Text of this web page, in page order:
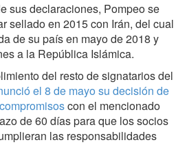
sus declaraciones, Pompeo se
sellado en 2015 con Irán, del cual
de su país en mayo de 2018 y
a la República Islámica.
del resto de signatarios del
el 8 de mayo su decisión de
con el mencionado
de 60 días para que los socios
las responsabilidades